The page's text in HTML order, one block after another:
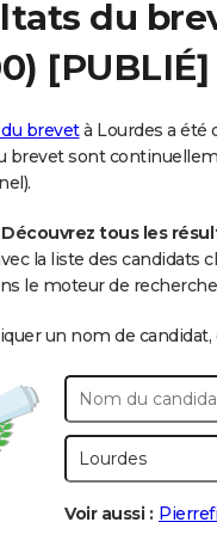
du
[PUBLIÉ]
brevetà Lourdes a été
brevet sont
Découvrez tous les
la liste des candidats
le moteur de
un nom de
Voir aussi :